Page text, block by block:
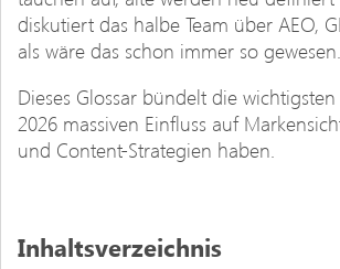
diskutiert das halbe Team über AEO,
als wäre das schon immer so gewesen.
Dieses Glossar bündelt die
2026 massiven Einfluss auf
und Content-Strategien haben.
Inhaltsverzeichnis